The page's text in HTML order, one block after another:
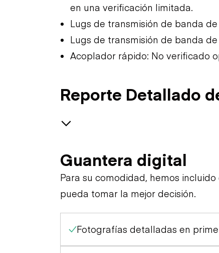
en una verificación limitada.
Lugs de transmisión de banda
Lugs de transmisión de banda
Acoplador rápido: No verificado
Reporte Detallado
Exterior Lights
Control Station
Guantera digital
Para su comodidad, hemos
pueda tomar la mejor decisión.
Fotografías detalladas en